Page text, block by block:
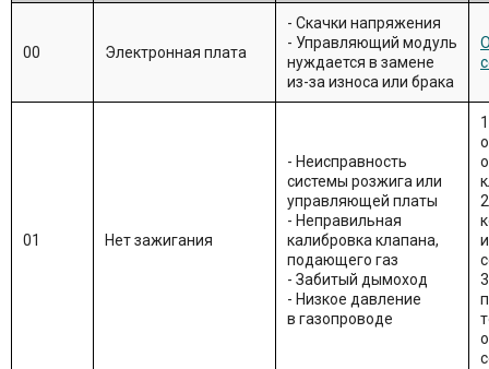
00 Электронная плата
- Скачки напряжения
- Управляющий модуль
нуждается в замене
из-за износа или брака
01 Нет зажигания
- Неисправность
системы розжига или
управляющей платы
- Неправильная
калибровка клапана,
подающего газ
- Забитый дымоход
- Низкое давление
в газопроводе